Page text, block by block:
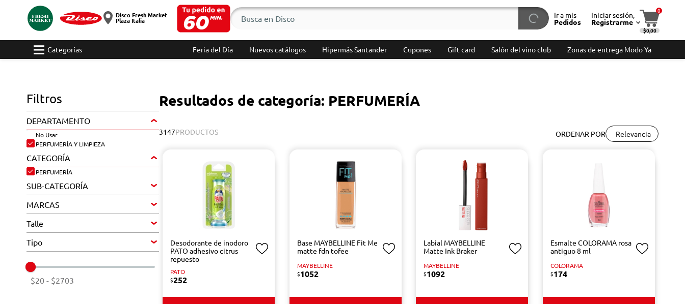
Disco Fresh Market
Plaza Italia
Ir a mis
Pedidos
Iniciar sesión,
Registrarme
0
$0,00
Categorías Feria del Día Nuevos catálogos Hipermás Santander Cupones Gift card Salón del vino club Zonas de entrega Modo Ya
Filtros
DEPARTAMENTO
No Usar
PERFUMERÍA Y LIMPIEZA
CATEGORÍA
PERFUMERÍA
SUB-CATEGORÍA
MARCAS
Talle
Tipo
$20 - $2703
Resultados de categoría: PERFUMERÍA
ORDENAR POR Relevancia
3147PRODUCTOS
Desodorante de inodoro
PATO adhesivo citrus
repuesto
PATO
$252
Base MAYBELLINE Fit Me
matte fdn tofee
MAYBELLINE
$1052
Labial MAYBELLINE
Matte Ink Braker
MAYBELLINE
$1092
Esmalte COLORAMA rosa
antiguo 8 ml
COLORAMA
$174